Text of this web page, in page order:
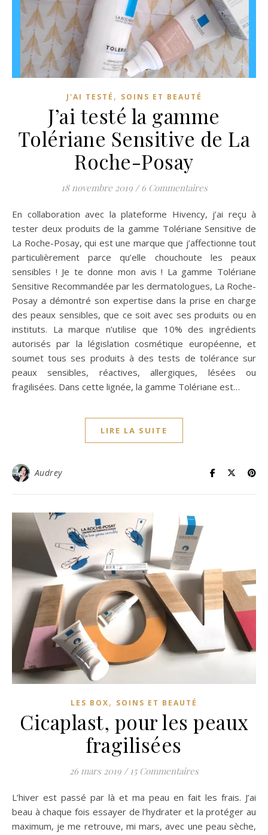
J'AI TESTÉ , SOINS ET BEAUTÉ
J’ai testé la gamme
Tolériane Sensitive de La
Roche-Posay
18 novembre 2019 / 6 Commentaires
En collaboration avec la plateforme Hivency, j’ai reçu à
tester deux produits de la gamme Tolériane Sensitive de
La Roche-Posay, qui est une marque que j’affectionne tout
particulièrement parce qu’elle chouchoute les peaux
sensibles ! Je te donne mon avis ! La gamme Tolériane
Sensitive Recommandée par les dermatologues, La Roche-
Posay a démontré son expertise dans la prise en charge
des peaux sensibles, que ce soit avec ses produits ou en
instituts. La marque n’utilise que 10% des ingrédients
autorisés par la législation cosmétique européenne, et
soumet tous ses produits à des tests de tolérance sur
peaux sensibles, réactives, allergiques, lésées ou
fragilisées. Dans cette lignée, la gamme Tolériane est…
LIRE LA SUITE
Audrey
LES BOX, SOINS ET BEAUTÉ
Cicaplast, pour les peaux
fragilisées
26 mars 2019 / 15 Commentaires
L’hiver est passé par là et ma peau en fait les frais. J’ai
beau à chaque fois essayer de l’hydrater et la protéger au
maximum, je me retrouve, mi mars, avec une peau sèche,